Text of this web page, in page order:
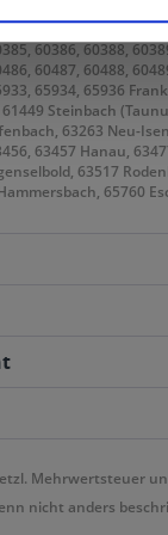
60316, 60318,
60386, 60388,
60487, 60488,
65934, 65936
Steinbach
63263 Neu-
63457 Hanau,
63517
65760
Mehrwertsteuer
nicht anders